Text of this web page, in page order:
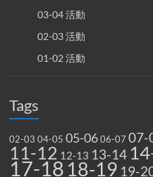
03-04 活動
02-03 活動
01-02 活動
Tags
02-03 04-05 05-06 06-07 07-
11-12 12-13 13-14
17-18 18-19 19-